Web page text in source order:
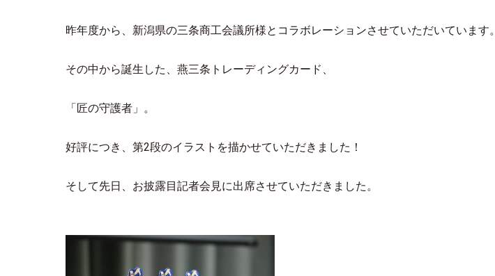
昨年度から、新潟県の三条商工会議所様とコラボレーションさせていただいています。
その中から誕生した、燕三条トレーディングカード、
「匠の守護者」。
好評につき、第2段のイラストを描かせていただきました！
そして先日、お披露目記者会見に出席させていただきました。